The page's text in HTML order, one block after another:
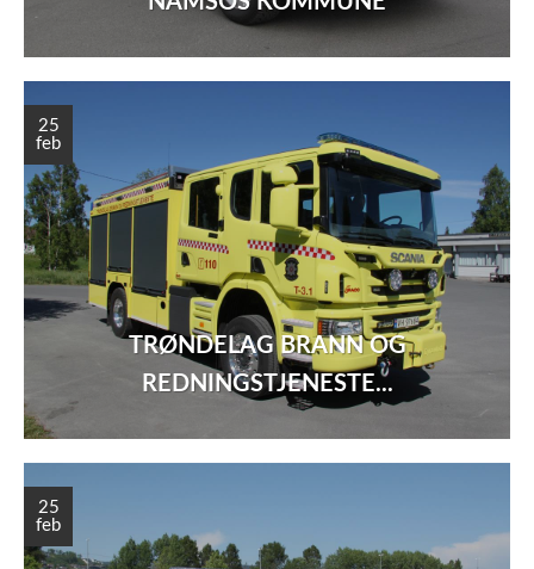
TRØNDELAG BRANN OG
REDNINGSTJENESTE...
25
feb
25
feb